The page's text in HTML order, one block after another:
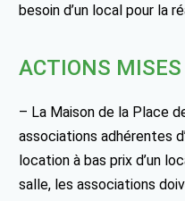
besoin d’un local pour la
ACTIONS MISES
– La Maison de la Place
associations adhérentes
location à bas prix d’un
salle, les associations